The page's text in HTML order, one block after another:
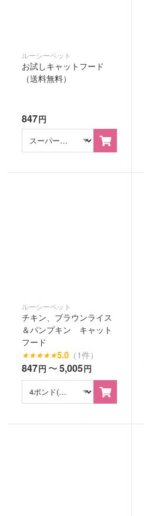
ルーシーペット
お試しキャットフード
（送料無料）
847円
ルーシーペット
チキン、ブラウンライス
＆パンプキン キャット
フード
★★★★★5.0 （1件）
847円 〜5,005円